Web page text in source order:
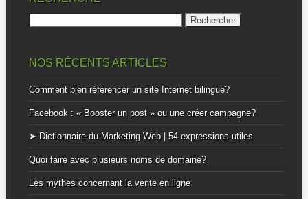
NOS RÉCENTS ARTICLES
Comment bien référencer un site Internet bilingue?
Facebook : « Booster un post » ou une créer campagne?
➤ Dictionnaire du Marketing Web | 54 expressions utiles
Quoi faire avec plusieurs noms de domaine?
Les mythes concernant la vente en ligne